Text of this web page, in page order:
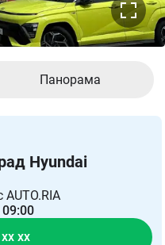
Панорама
Hyundai
AUTO.RIA
хх